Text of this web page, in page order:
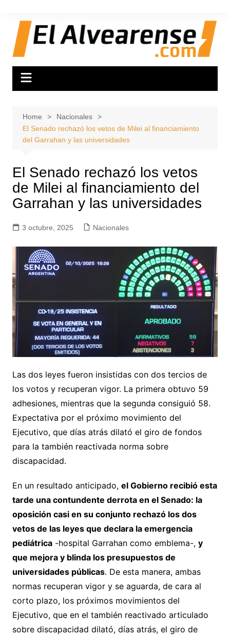
content
Home
Nacionales
El Senado rechazó los vetos de Milei al financiamiento
del Garrahan y las universidades
El Senado rechazó los vetos
de Milei al financiamiento del
Garrahan y las universidades
3 octubre, 2025 Nacionales
Las dos leyes fueron insistidas con dos tercios de
los votos y recuperan vigor. La primera obtuvo 59
adhesiones, mientras que la segunda consiguió 58.
Expectativa por el próximo movimiento del
Ejecutivo, que días atrás dilató el giro de fondos
para la también reactivada norma sobre
discapacidad.
En un resultado anticipado, el Gobierno recibió esta
tarde una contundente derrota en el Senado: la
oposición casi en su conjunto rechazó los dos
vetos de las leyes que declara la emergencia
pediátrica-hospital Garrahan como emblema-, y
que mejora y blinda los presupuestos de
universidades públicas. De esta manera, ambas
normas recuperan vigor y se aguarda, de cara al
corto plazo, los próximos movimientos del
Ejecutivo, que en el también reactivado articulado
sobre discapacidad dilató, días atrás, el giro de